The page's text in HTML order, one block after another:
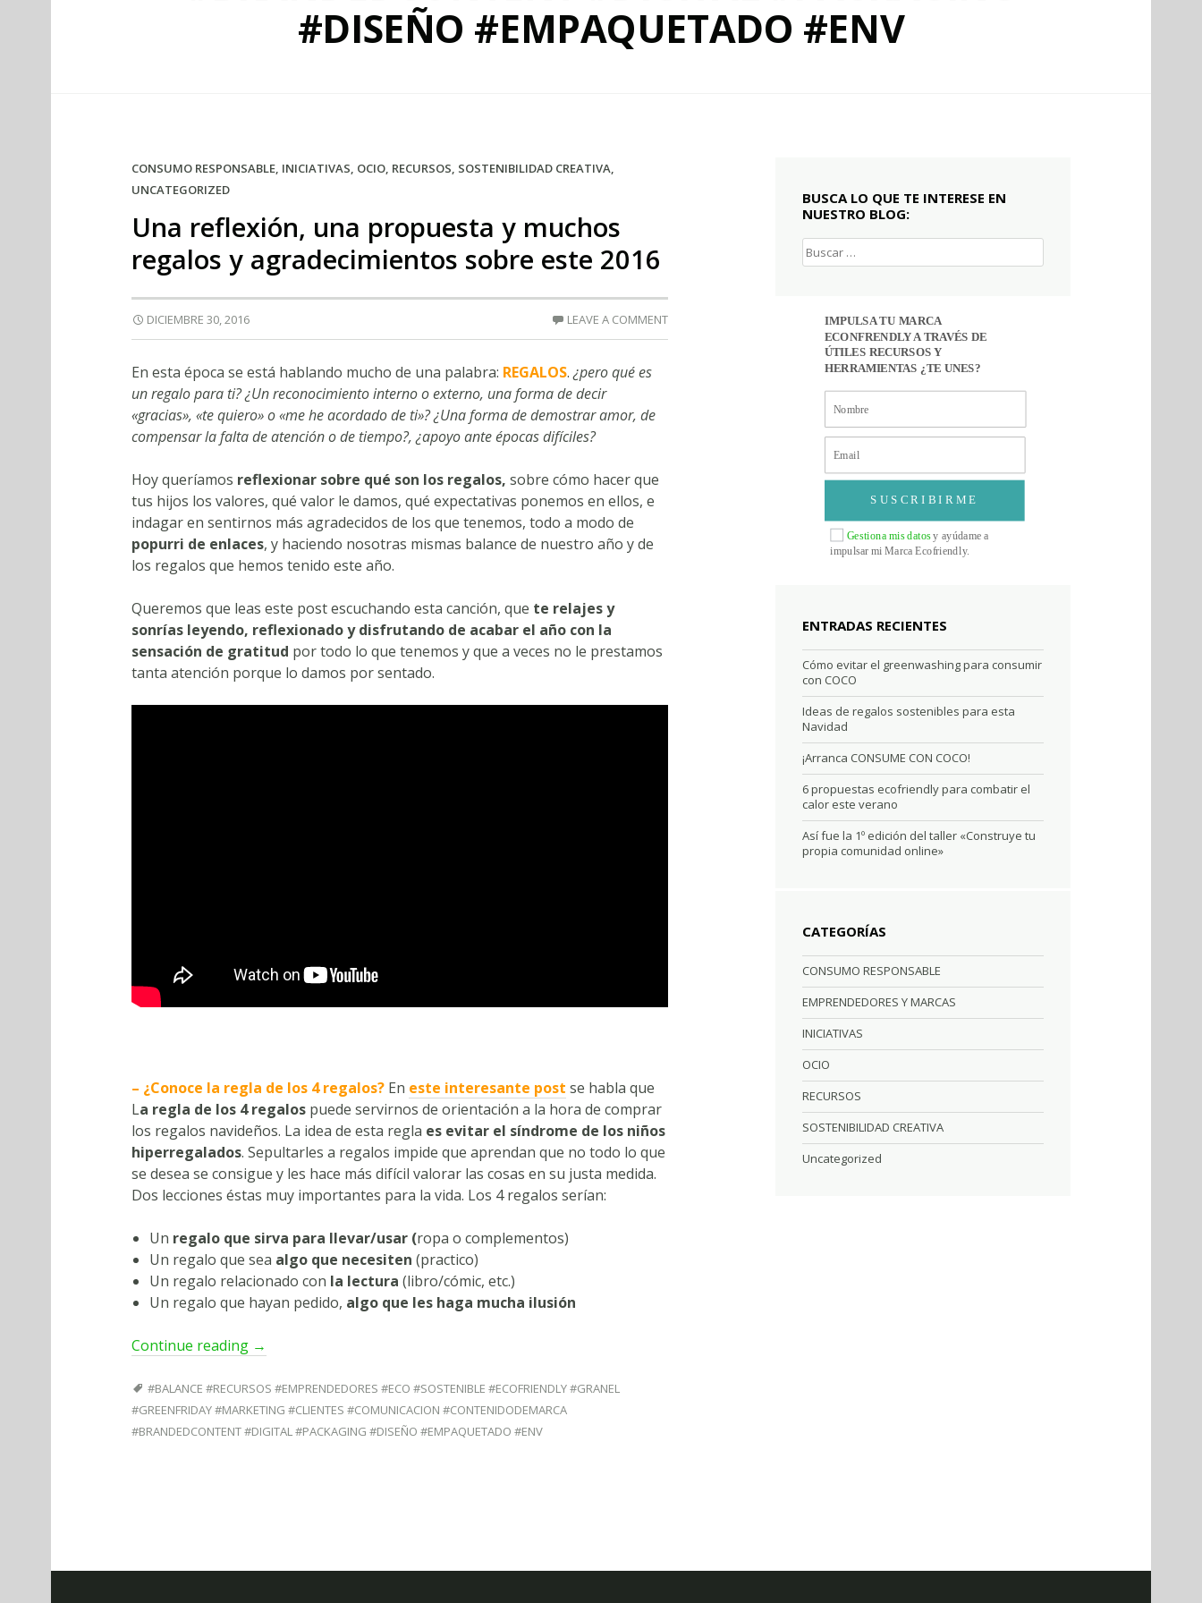
#DISEÑO #EMPAQUETADO #ENV
CONSUMO RESPONSABLE, INICIATIVAS, OCIO, RECURSOS, SOSTENIBILIDAD CREATIVA,
UNCATEGORIZED
Una reflexión, una propuesta y muchos
regalos y agradecimientos sobre este 2016
DICIEMBRE 30, 2016 LEAVE A COMMENT
En esta época se está hablando mucho de una palabra: REGALOS.¿pero qué es
un regalo para ti? ¿Un reconocimiento interno o externo, una forma de decir
«gracias», «te quiero» o «me he acordado de ti»? ¿Una forma de demostrar amor, de
compensar la falta de atención o de tiempo?, ¿apoyo ante épocas difíciles?
Hoy queríamos reflexionar sobre qué son los regalos, sobre cómo hacer que
tus hijos los valores, qué valor le damos, qué expectativas ponemos en ellos, e
indagar en sentirnos más agradecidos de los que tenemos, todo a modo de
popurri de enlaces, y haciendo nosotras mismas balance de nuestro año y de
los regalos que hemos tenido este año.
Queremos que leas este post escuchando esta canción, que te relajes y
sonrías leyendo, reflexionado y disfrutando de acabar el año con la
sensación de gratitud por todo lo que tenemos y que a veces no le prestamos
tanta atención porque lo damos por sentado.
– ¿Conoce la regla de los 4 regalos? En este interesante post se habla que
La regla de los 4 regalos puede servirnos de orientación a la hora de comprar
los regalos navideños. La idea de esta regla es evitar el síndrome de los niños
hiperregalados. Sepultarles a regalos impide que aprendan que no todo lo que
se desea se consigue y les hace más difícil valorar las cosas en su justa medida.
Dos lecciones éstas muy importantes para la vida. Los 4 regalos serían:
Un regalo que sirva para llevar/usar (ropa o complementos)
Un regalo que sea algo que necesiten (practico)
Un regalo relacionado con la lectura (libro/cómic, etc.)
Un regalo que hayan pedido, algo que les haga mucha ilusión
Continue reading →
#BALANCE #RECURSOS #EMPRENDEDORES #ECO #SOSTENIBLE #ECOFRIENDLY #GRANEL
#GREENFRIDAY #MARKETING #CLIENTES #COMUNICACION #CONTENIDODEMARCA
#BRANDEDCONTENT #DIGITAL #PACKAGING #DISEÑO #EMPAQUETADO #ENV
BUSCA LO QUE TE INTERESE EN
NUESTRO BLOG:
Buscar:
IMPULSA TU MARCA
ECONFRENDLY A TRAVÉS DE
ÚTILES RECURSOS Y
HERRAMIENTAS ¿TE UNES?
Gestiona mis datosy ayúdame a
impulsar mi Marca Ecofriendly.
SUSCRIBIRME
ENTRADAS RECIENTES
Cómo evitar el greenwashing para consumir
con COCO
Ideas de regalos sostenibles para esta
Navidad
¡Arranca CONSUME CON COCO!
6 propuestas ecofriendly para combatir el
calor este verano
Así fue la 1º edición del taller «Construye tu
propia comunidad online»
CATEGORÍAS
CONSUMO RESPONSABLE
EMPRENDEDORES Y MARCAS
INICIATIVAS
OCIO
RECURSOS
SOSTENIBILIDAD CREATIVA
Uncategorized